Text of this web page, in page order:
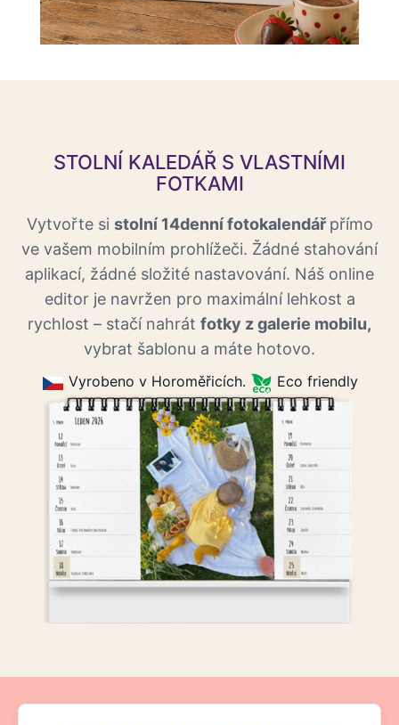
STOLNÍ KALEDÁŘ S VLASTNÍMI
FOTKAMI
Vytvořte si stolní 14denní fotokalendářpřímo
ve vašem mobilním prohlížeči. Žádné stahování
aplikací, žádné složité nastavování. Náš online
editor je navržen pro maximální lehkost a
rychlost – stačí nahrát fotky z galerie mobilu,
vybrat šablonu a máte hotovo.
Vyrobeno v Horoměřicích. Eco friendly